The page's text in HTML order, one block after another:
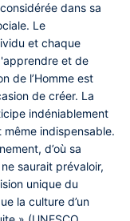
dans sa
Le
et chaque
et de
de l’Homme est
de créer. La
indéniablement
indispensable.
d’où sa
saurait prévaloir,
unique du
la culture d’un